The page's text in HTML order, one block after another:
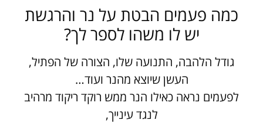
כמה פעמים הבטת על נר והרגשת
יש לו משהו לספר לך?
גודל הלהבה, התנועה שלו, הצורה של הפתיל,
העשן שיוצא מהנר ועוד…
לפעמים נראה כאילו הנר ממש רוקד ריקוד מרהיב
לנגד עינייך,